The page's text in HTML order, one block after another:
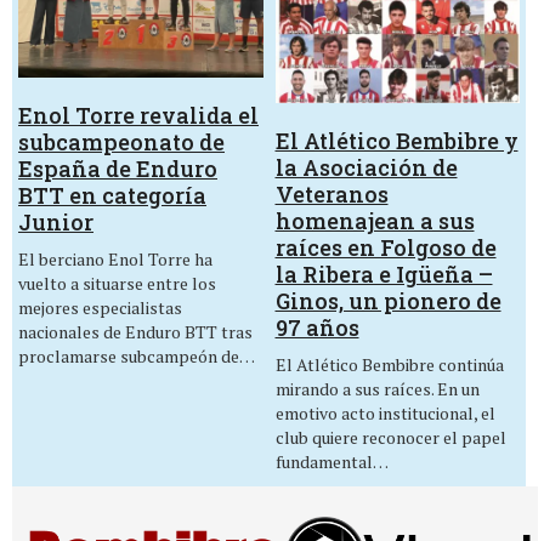
Enol Torre revalida el
subcampeonato de
España de Enduro
BTT en categoría
Junior
El berciano Enol Torre ha
vuelto a situarse entre los
mejores especialistas
nacionales de Enduro BTT tras
proclamarse subcampeón de…
El Atlético Bembibre y
la Asociación de
Veteranos
homenajean a sus
raíces en Folgoso de
la Ribera e Igüeña –
Ginos, un pionero de
97 años
El Atlético Bembibre continúa
mirando a sus raíces. En un
emotivo acto institucional, el
club quiere reconocer el papel
fundamental…